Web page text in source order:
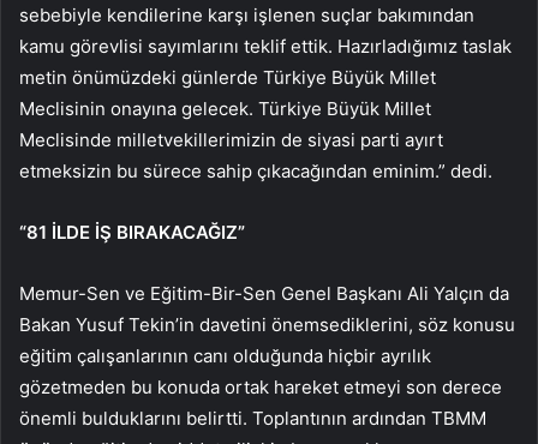
sebebiyle kendilerine karşı işlenen suçlar bakımından
kamu görevlisi sayımlarını teklif ettik. Hazırladığımız taslak
metin önümüzdeki günlerde Türkiye Büyük Millet
Meclisinin onayına gelecek. Türkiye Büyük Millet
Meclisinde milletvekillerimizin de siyasi parti ayırt
etmeksizin bu sürece sahip çıkacağından eminim.” dedi.
“81 İLDE İŞ BIRAKACAĞIZ”
Memur-Sen ve Eğitim-Bir-Sen Genel Başkanı Ali Yalçın da
Bakan Yusuf Tekin’in davetini önemsediklerini, söz konusu
eğitim çalışanlarının canı olduğunda hiçbir ayrılık
gözetmeden bu konuda ortak hareket etmeyi son derece
önemli bulduklarını belirtti. Toplantının ardından TBMM